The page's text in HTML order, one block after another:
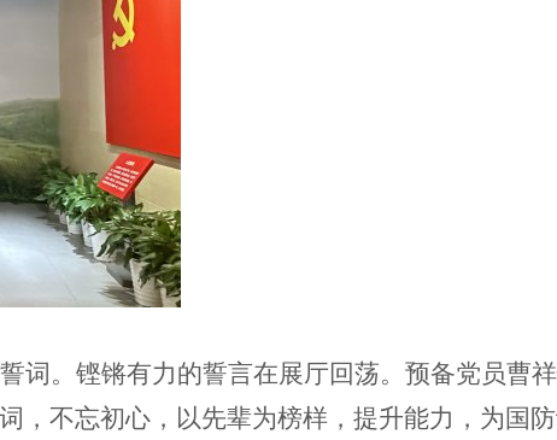
词。铿锵有力的誓言在展厅回荡。预备党员曹
，不忘初心，以先辈为榜样，提升能力，为国